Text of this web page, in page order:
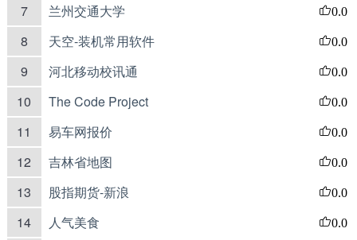
7 兰州交通大学 0.0
8 天空-装机常用软件 0.0
9 河北移动校讯通 0.0
10 The Code Project 0.0
11 易车网报价 0.0
12 吉林省地图 0.0
13 股指期货-新浪 0.0
14 人气美食 0.0